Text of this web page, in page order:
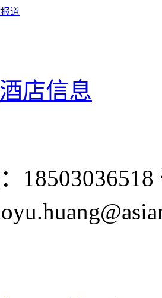
道
酒店信息
18503036518